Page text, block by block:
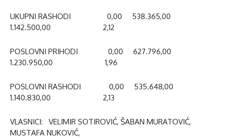
UKUPNI RASHODI 0,00 538.365,00
1.142.500,00 2,12
POSLOVNI PRIHODI 0,00 627.796,00
1.230.950,00 1,96
POSLOVNI RASHODI 0,00 535.648,00
1.140.830,00 2,13
VLASNICI: VELIMIR SOTIROVIĆ, ŠABAN MURATOVIĆ,
MUSTAFA NUKOVIĆ,